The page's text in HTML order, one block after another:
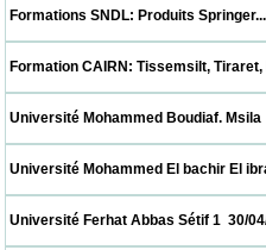
Formations SNDL: Produits
Formation CAIRN: Tissemsilt,
Université Mohammed
Université Mohammed El
Université Ferhat Abbas